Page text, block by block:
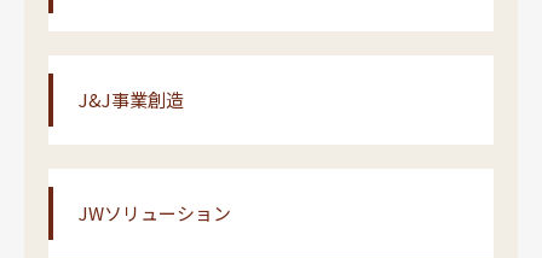
J&J事業創造
JWソリューション